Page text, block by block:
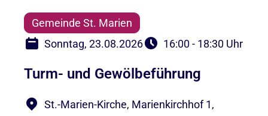
Gemeinde St. Marien
Sonntag, 23.08.2026
16:00 - 18:30 Uhr
Turm- und Gewölbeführung
St.-Marien-Kirche, Marienkirchhof 1,